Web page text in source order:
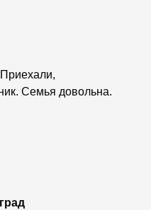
Семья довольна.